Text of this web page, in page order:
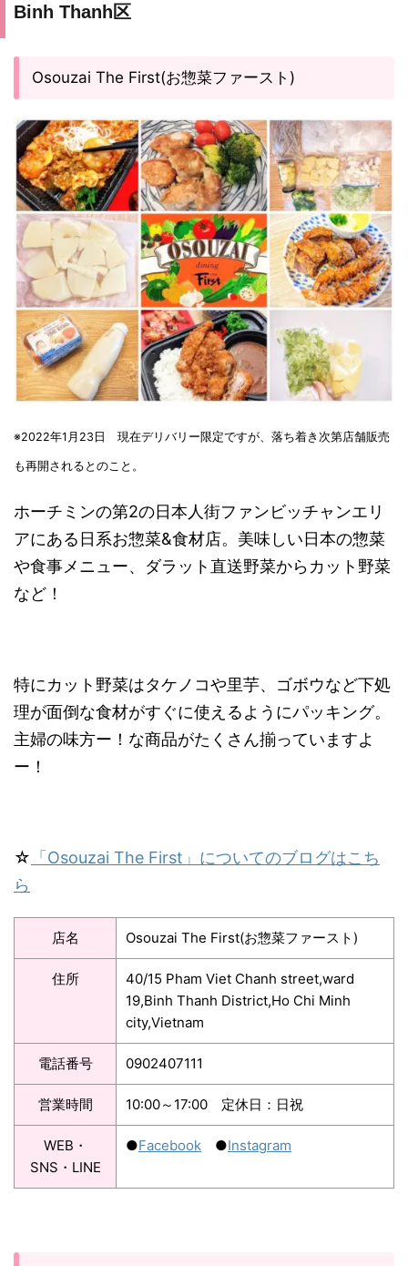
Binh Thanh区
Osouzai The First(お惣菜ファースト)
※2022年1月23日 現在デリバリー限定ですが、落ち着き次第店舗販売
も再開されるとのこと。
ホーチミンの第2の日本人街ファンビッチャンエリ
アにある日系お惣菜&食材店。美味しい日本の惣菜
や食事メニュー、ダラット直送野菜からカット野菜
など！
特にカット野菜はタケノコや里芋、ゴボウなど下処
理が面倒な食材がすぐに使えるようにパッキング。
主婦の味方ー！な商品がたくさん揃っていますよ
ー！
☆ 「Osouzai The First」についてのブログはこち
ら
店名 Osouzai The First(お惣菜ファースト)
住所
40/15 Pham Viet Chanh street,ward
19,Binh Thanh District,Ho Chi Minh
city,Vietnam
電話番号 0902407111
営業時間 10:00～17:00 定休日：日祝
WEB・
SNS・LINE
●Facebook ●Instagram